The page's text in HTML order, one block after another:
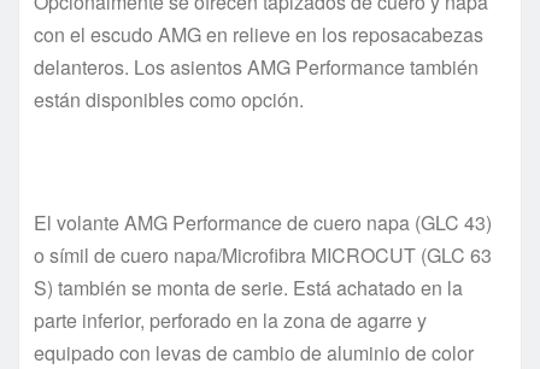
con el escudo AMG en relieve en los reposacabezas
delanteros. Los asientos AMG Performance también
están disponibles como opción.
El volante AMG Performance de cuero napa (GLC 43)
o símil de cuero napa/Microfibra MICROCUT (GLC 63
S) también se monta de serie. Está achatado en la
parte inferior, perforado en la zona de agarre y
equipado con levas de cambio de aluminio de color